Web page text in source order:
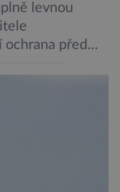
levnou
před
podrobněji